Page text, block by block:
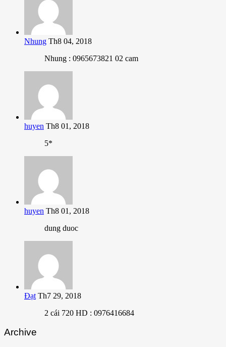
Nhung Th8 04, 2018
Nhung : 0965673821 02 cam
huyen Th8 01, 2018
5*
huyen Th8 01, 2018
dung duoc
Đạt Th7 29, 2018
2 cái 720 HD : 0976416684
Archive